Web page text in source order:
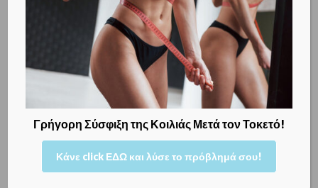
σας απασχολεί!
Δείτε ΕΔΩ σε ποιο στάδιο της κύησης βρίσκεστε!
Δρ ΜΕΝΕΛΑΟΣ ΚΩΝ. ΛΥΓΝΟΣ, MSc, PhD
ΜΑΙΕΥΤΗΡ ΧΕΙΡΟΥΡΓΟΣ ΓΥΝΑΙΚΟΛΟΓΟΣ
Master of Science University College London
Διδάκτωρ Μαιευτικής Γυναικολογίας
Γρήγορη Σύσφιξη της Κοιλιάς Μετά τον Τοκετό!
Κάνε click ΕΔΩ και λύσε το πρόβλημά σου!